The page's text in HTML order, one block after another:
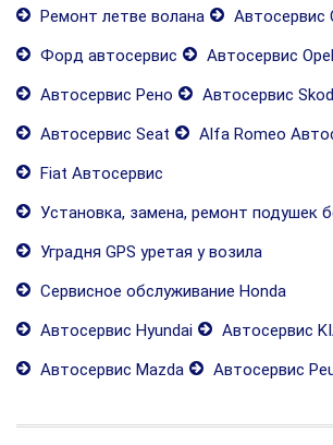
Ремонт летве волана
Автосервис
Форд автосервис
Автосервис Opel
Автосервис Рено
Автосервис
Автосервис Seat
Alfa Romeo
Fiat Автосервис
Установка, замена, ремонт подушек
Уградня GPS уретая у возила
Сервисное обслуживание Honda
Автосервис Hyundai
Автосервис
Автосервис Mazda
Автосервис